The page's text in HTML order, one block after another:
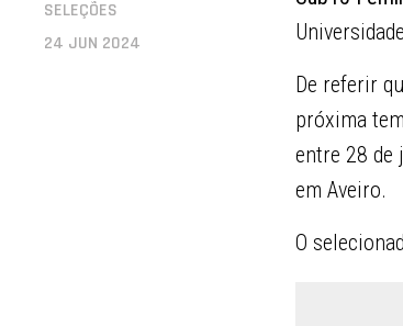
SELEÇÕES
24 JUN 2024
De referir
próxima
entre 28 de
em Aveiro.
O